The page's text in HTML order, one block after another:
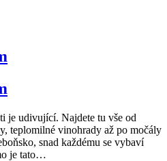
je udivující. Najdete tu vše od
teplomilné vinohrady až po močály
snad každému se vybaví
je tato…